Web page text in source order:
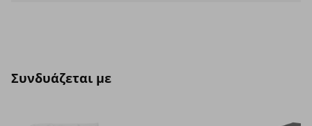
Συνδυάζεται με